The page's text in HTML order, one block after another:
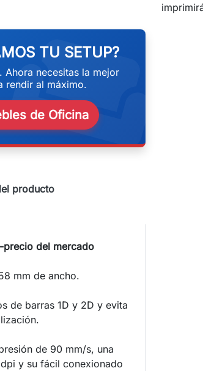
TU SETUP?
Ahora necesitas la mejor
rendir al máximo.
de Oficina
producto
precio del mercado
mm de ancho.
de barras 1D y 2D y evita
de 90 mm/s, una
y su fácil conexionado